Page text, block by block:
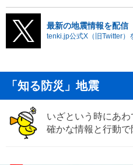
最新の地震情報を配信
tenki.jp公式X（旧Twitter）
「知る防災」地震
いざという時にあわ
確かな情報と行動